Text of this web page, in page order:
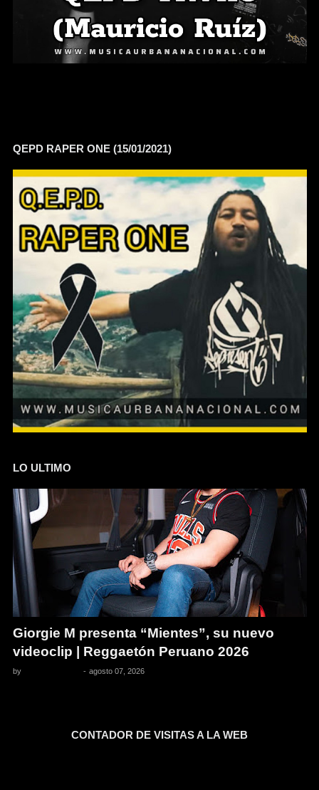
QEPD RAPER ONE (15/01/2021)
LO ULTIMO
Giorgie M presenta “Mientes”, su nuevo
videoclip | Reggaetón Peruano 2026
by - agosto 07, 2026
CONTADOR DE VISITAS A LA WEB